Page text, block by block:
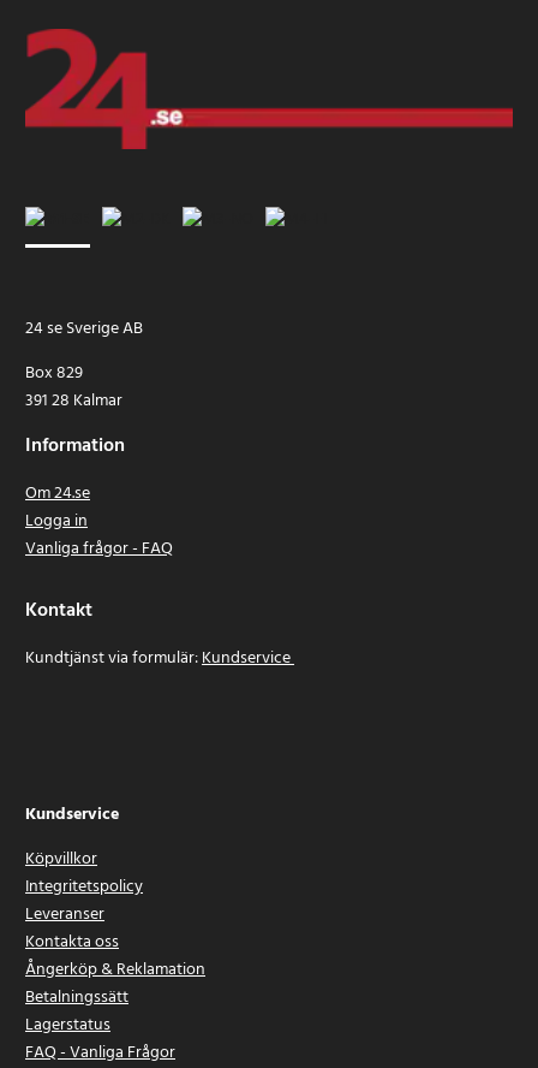
24 se Sverige AB
Box 829
391 28 Kalmar
Information
Om 24.se
Logga in
Vanliga frågor - FAQ
Kontakt
Kundtjänst via formulär:Kundservice
Kundservice
Köpvillkor
Integritetspolicy
Leveranser
Kontakta oss
Ångerköp & Reklamation
Betalningssätt
Lagerstatus
FAQ - Vanliga Frågor